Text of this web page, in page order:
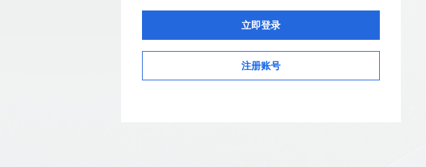
注册账号